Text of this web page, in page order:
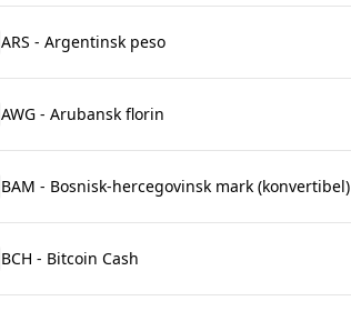
ARS - Argentinsk peso
AWG - Arubansk florin
BAM - Bosnisk-hercegovinsk mark (konvertibel)
BCH - Bitcoin Cash